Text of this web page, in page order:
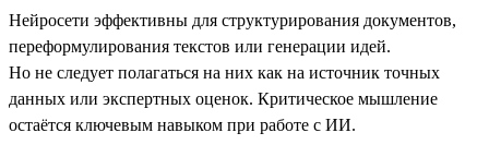
Нейросети эффективны для структурирования документов,
переформулирования текстов или генерации идей.
Но не следует полагаться на них как на источник точных
данных или экспертных оценок. Критическое мышление
остаётся ключевым навыком при работе с ИИ.